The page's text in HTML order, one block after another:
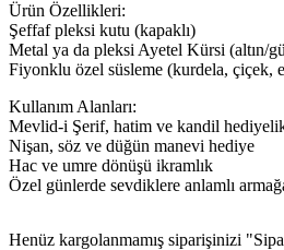
Ürün Özellikleri:
Şeffaf pleksi kutu (kapaklı)
Metal ya da pleksi Ayetel Kürsi (altın/
Fiyonklu özel süsleme (kurdela, çiçek,
Kullanım Alanları:
Mevlid-i Şerif, hatim ve kandil
Nişan, söz ve düğün manevi hediye
Hac ve umre dönüşü ikramlık
Özel günlerde sevdiklere anlamlı
Henüz kargolanmamış siparişinizi